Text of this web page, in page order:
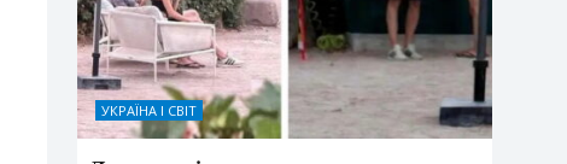
УКРАЇНА І СВІТ